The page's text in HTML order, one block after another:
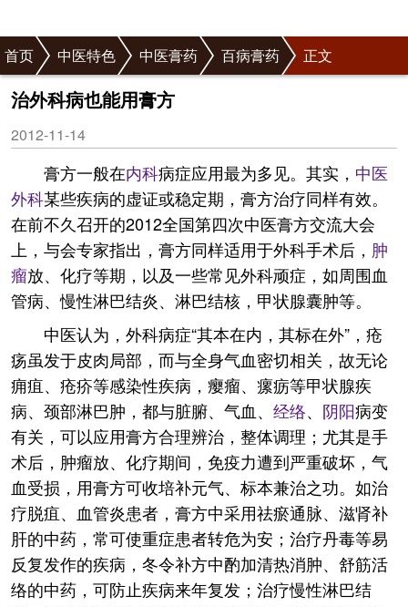
首页 中医特色 中医膏药 百病膏药 正文
治外科病也能用膏方
2012-11-14
膏方一般在内科病症应用最为多见。其实， 中医
外科某些疾病的虚证或稳定期，膏方治疗同样有效。
在前不久召开的2012全国第四次中医膏方交流大会
上，与会专家指出，膏方同样适用于外科手术后， 肿
瘤放、化疗等期，以及一些常见外科顽症，如周围血
管病、慢性淋巴结炎、淋巴结核，甲状腺囊肿等。
中医认为，外科病症“其本在内，其标在外”，疮
疡虽发于皮肉局部，而与全身气血密切相关，故无论
痈疽、疮疥等感染性疾病，瘿瘤、瘰疬等甲状腺疾
病、颈部淋巴肿，都与脏腑、气血、 经络、 阴阳病变
有关，可以应用膏方合理辨治，整体调理；尤其是手
术后，肿瘤放、化疗期间，免疫力遭到严重破坏，气
血受损，用膏方可收培补元气、标本兼治之功。如治
疗脱疽、血管炎患者，膏方中采用祛瘀通脉、滋肾补
肝的中药，常可使重症患者转危为安；治疗丹毒等易
反复发作的疾病，冬令补方中酌加清热消肿、舒筋活
络的中药，可防止疾病来年复发；治疗慢性淋巴结